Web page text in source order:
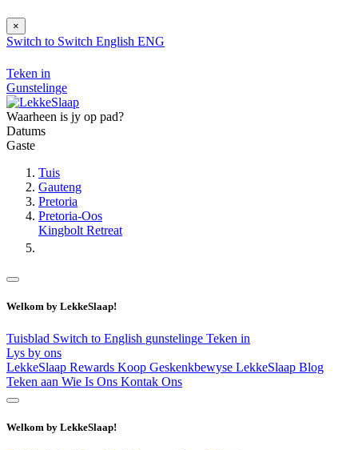
×
Switch to Switch English ENG
Teken in
Gunstelinge
Waarheen is jy op pad?
Datums
Gaste
Tuis
Gauteng
Pretoria
Pretoria-Oos
Kingbolt Retreat
Welkom by LekkeSlaap!
Tuisblad Switch to English gunstelinge Teken in
Lys by ons
LekkeSlaap Rewards Koop Geskenkbewyse LekkeSlaap Blog
Teken aan Wie Is Ons Kontak Ons
Welkom by LekkeSlaap!